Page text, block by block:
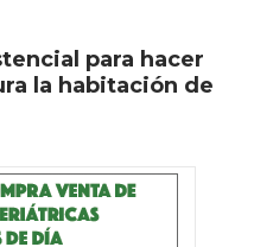
para hacer
la habitación de